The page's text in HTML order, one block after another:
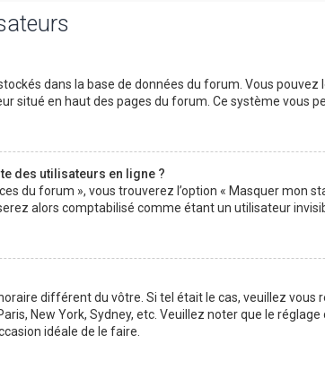
dans la base de données du forum. Vous
situé en haut des pages du forum. Ce système vous
des utilisateurs en ligne ?
du forum », vous trouverez l’option « Masquer mon
alors comptabilisé comme étant un utilisateur
différent du vôtre. Si tel était le cas, veuillez
New York, Sydney, etc. Veuillez noter que le
idéale de le faire.